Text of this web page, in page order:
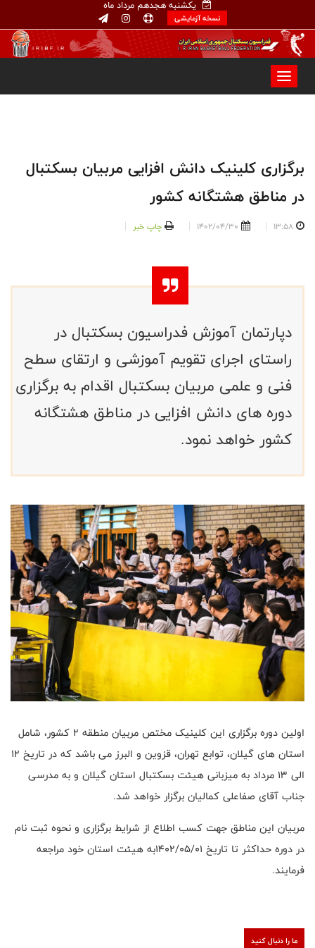
یکشنبه هجدهم مرداد ماه
نسخه آزمایشی
برگزاری کلینیک دانش افزایی مربیان بسکتبال
در مناطق هشتگانه کشور
13:58
1402/04/30 چاپ خبر
دپارتمان آموزش فدراسیون بسکتبال در
راستای اجرای تقویم آموزشی و ارتقای سطح
فنی و علمی مربیان بسکتبال اقدام به برگزاری
دوره های دانش افزایی در مناطق هشتگانه
کشور خواهد نمود.
اولین دوره برگزاری این کلینیک مختص مربیان منطقه ۲ کشور، شامل
استان های گیلان، توابع تهران، قزوین و البرز می باشد که در تاریخ ۱۲
الی ۱۳ مرداد به میزبانی هیئت بسکتبال استان گیلان و به مدرسی
جناب آقای صفاعلی کمالیان برگزار خواهد شد.
مربیان این مناطق جهت کسب اطلاع از شرایط برگزاری و نحوه ثبت نام
در دوره حداکثر تا تاریخ ۱۴۰۲/۰۵/۰۱به هیئت استان خود مراجعه
فرمایند.
ما را دنبال کنید